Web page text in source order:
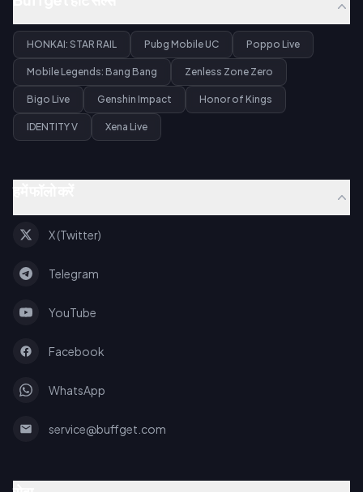
HONKAI: STAR RAIL Pubg Mobile UC Poppo Live
Mobile Legends: Bang Bang Zenless Zone Zero
Bigo Live Genshin Impact Honor of Kings
IDENTITY V Xena Live
X (Twitter)
Telegram
YouTube
Facebook
WhatsApp
service@buffget.com